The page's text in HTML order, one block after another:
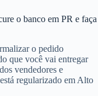
o banco em PR e faça
o pedido
que você vai entregar
vendedores e
regularizado em Alto